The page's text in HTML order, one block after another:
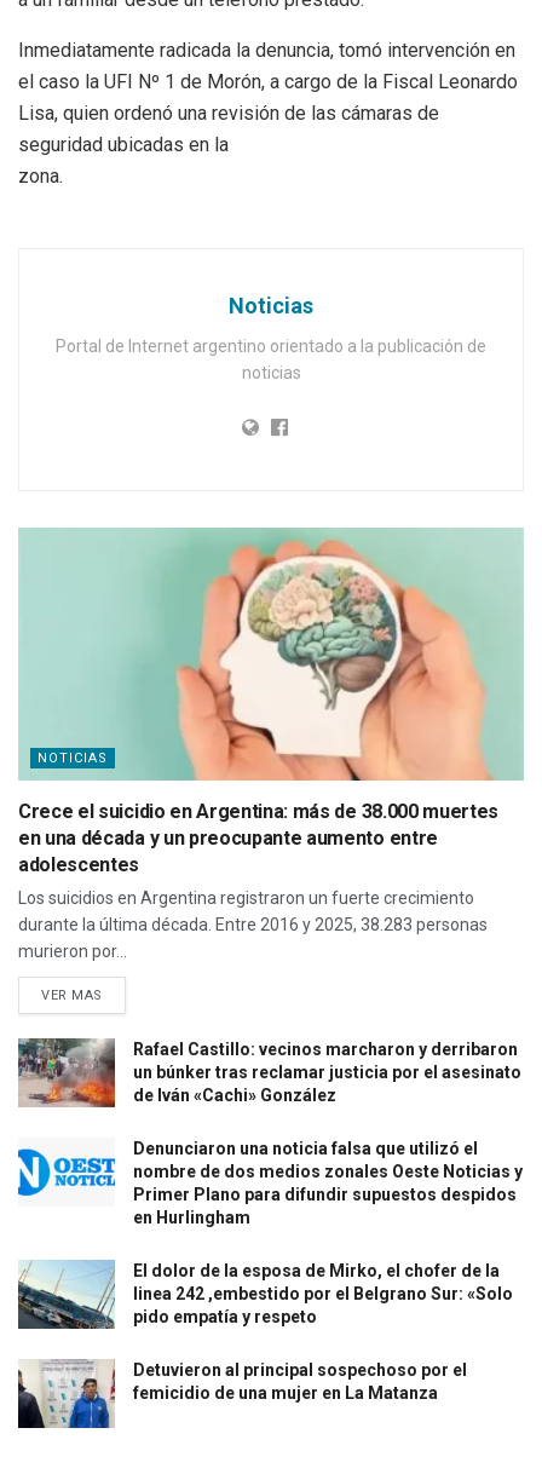
Inmediatamente radicada la denuncia, tomó intervención en
el caso la UFI Nº 1 de Morón, a cargo de la Fiscal Leonardo
Lisa, quien ordenó una revisión de las cámaras de
seguridad ubicadas en la
zona.
Noticias
Portal de Internet argentino orientado a la publicación de
noticias
NOTICIAS
Crece el suicidio en Argentina: más de 38.000 muertes
en una década y un preocupante aumento entre
adolescentes
Los suicidios en Argentina registraron un fuerte crecimiento
durante la última década. Entre 2016 y 2025, 38.283 personas
murieron por...
VER MAS
Rafael Castillo: vecinos marcharon y derribaron
un búnker tras reclamar justicia por el asesinato
de Iván «Cachi» González
Denunciaron una noticia falsa que utilizó el
nombre de dos medios zonales Oeste Noticias y
Primer Plano para difundir supuestos despidos
en Hurlingham
El dolor de la esposa de Mirko, el chofer de la
linea 242 ,embestido por el Belgrano Sur: «Solo
pido empatía y respeto
Detuvieron al principal sospechoso por el
femicidio de una mujer en La Matanza